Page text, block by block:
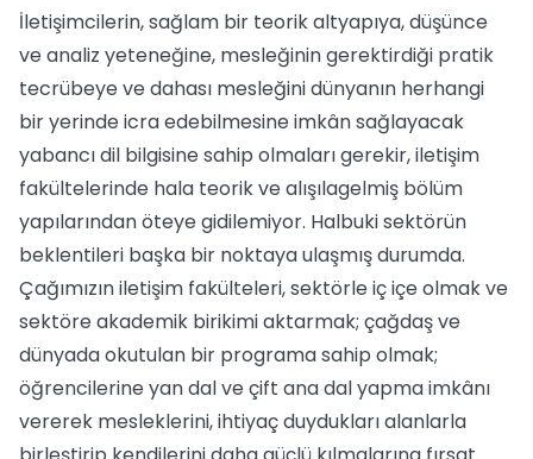
İletişimcilerin, sağlam bir teorik altyapıya, düşünce
ve analiz yeteneğine, mesleğinin gerektirdiği pratik
tecrübeye ve dahası mesleğini dünyanın herhangi
bir yerinde icra edebilmesine imkân sağlayacak
yabancı dil bilgisine sahip olmaları gerekir, iletişim
fakültelerinde hala teorik ve alışılagelmiş bölüm
yapılarından öteye gidilemiyor. Halbuki sektörün
beklentileri başka bir noktaya ulaşmış durumda.
Çağımızın iletişim fakülteleri, sektörle iç içe olmak ve
sektöre akademik birikimi aktarmak; çağdaş ve
dünyada okutulan bir programa sahip olmak;
öğrencilerine yan dal ve çift ana dal yapma imkânı
vererek mesleklerini, ihtiyaç duydukları alanlarla